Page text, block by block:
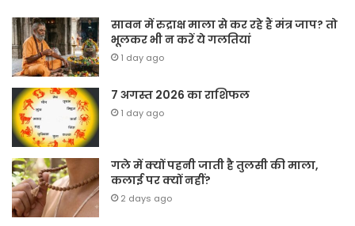
सावन में रुद्राक्ष माला से कर रहे हैं मंत्र जाप? तो
भूलकर भी न करें ये गलतियां
1 day ago
7 अगस्त 2026 का राशिफल
1 day ago
गले में क्यों पहनी जाती है तुलसी की माला,
कलाई पर क्यों नहीं?
2 days ago